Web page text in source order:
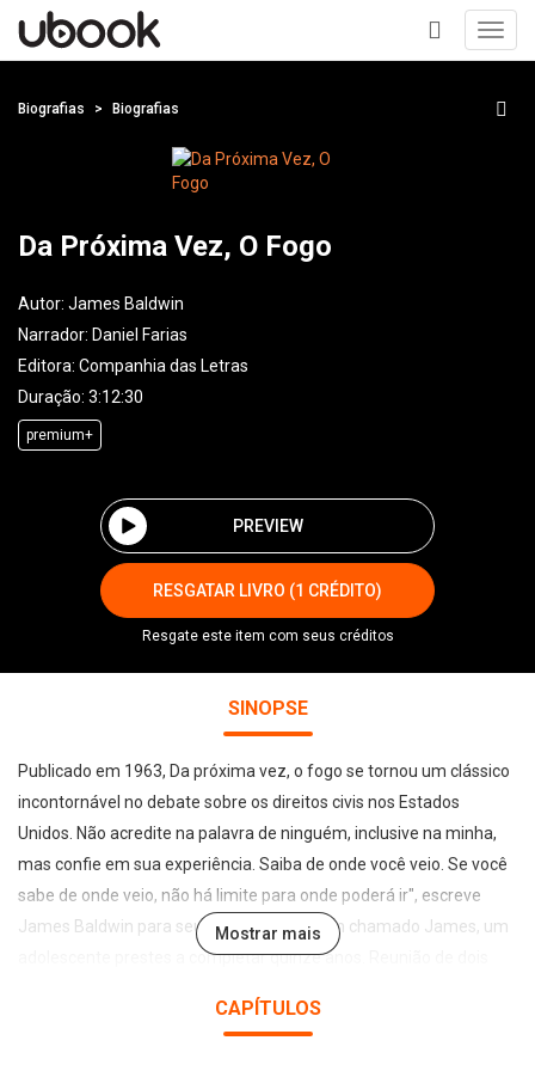
+
Biografias Biografias
Da Próxima Vez, O Fogo
Autor: James Baldwin
Narrador: Daniel Farias
Editora: Companhia das Letras
Duração: 3:12:30
premium+
PREVIEW
RESGATAR LIVRO (1 CRÉDITO)
Resgate este item com seus créditos
SINOPSE
Publicado em 1963, Da próxima vez, o fogo se tornou um clássico
incontornável no debate sobre os direitos civis nos Estados
Unidos. Não acredite na palavra de ninguém, inclusive na minha,
mas confie em sua experiência. Saiba de onde você veio. Se você
sabe de onde veio, não há limite para onde poderá ir", escreve
James Baldwin para seu sobrinho, também chamado James, um
adolescente prestes a completar quinze anos. Reunião de dois
formação religiosa do autor — publicados em livro em 1963, Da
Mostrar mais
CAPÍTULOS